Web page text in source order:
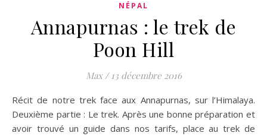
NÉPAL
Annapurnas : le trek de
Poon Hill
Max / 13 décembre 2016
Récit de notre trek face aux Annapurnas, sur l’Himalaya.
Deuxième partie : Le trek. Après une bonne préparation et
avoir trouvé un guide dans nos tarifs, place au trek de